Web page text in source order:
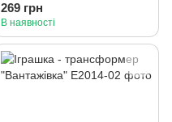
269 грн
В наявності